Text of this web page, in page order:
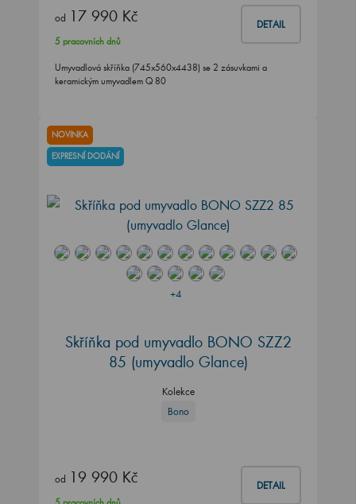
od 17 990 Kč DETAIL
5 pracovních dnů
Umyvadlová skříňka (745x560x4438) se 2 zásuvkami a
keramickým umyvadlem Q 80
+4
NOVINKA
EXPRESNÍ DODÁNÍ
Skříňka pod umyvadlo BONO SZZ2
85 (umyvadlo Glance)
Kolekce
Bono
od 19 990 Kč DETAIL